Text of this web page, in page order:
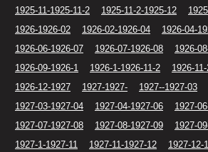
1925-11-1925-11-2
1925-11-2-1925-12
1926-1926-02
1926-02-1926-04
1926-04-
1926-06-1926-07
1926-07-1926-08
1926-
1926-09-1926-1
1926-1-1926-11-2
1926-
1926-12-1927
1927-1927-
1927--1927-03
1927-03-1927-04
1927-04-1927-06
1927-
1927-07-1927-08
1927-08-1927-09
1927-
1927-1-1927-11
1927-11-1927-12 1927-12-